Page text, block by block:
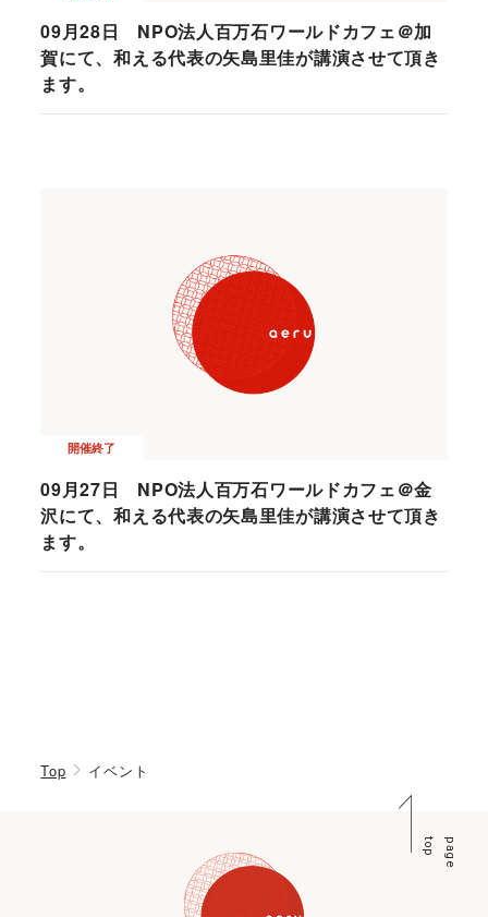
09月28日 NPO法人百万石ワールドカフェ＠加
賀にて、和える代表の矢島里佳が講演させて頂き
ます。
開催終了
09月27日 NPO法人百万石ワールドカフェ＠金
沢にて、和える代表の矢島里佳が講演させて頂き
ます。
Top イベント
p
a
g
e
t
o
p